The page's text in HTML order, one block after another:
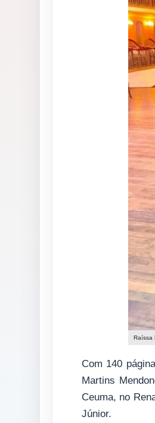
Raíssa
Com 140
Martins
Ceuma, no
Júnior.